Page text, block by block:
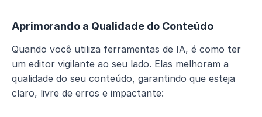
Aprimorando a Qualidade do Conteúdo
Quando você utiliza ferramentas de IA, é como ter
um editor vigilante ao seu lado. Elas melhoram a
qualidade do seu conteúdo, garantindo que esteja
claro, livre de erros e impactante: